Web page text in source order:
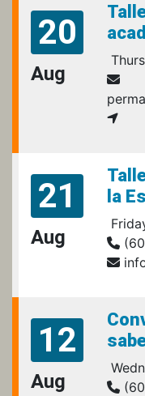
20
Aug
21
Aug
la
12
Aug